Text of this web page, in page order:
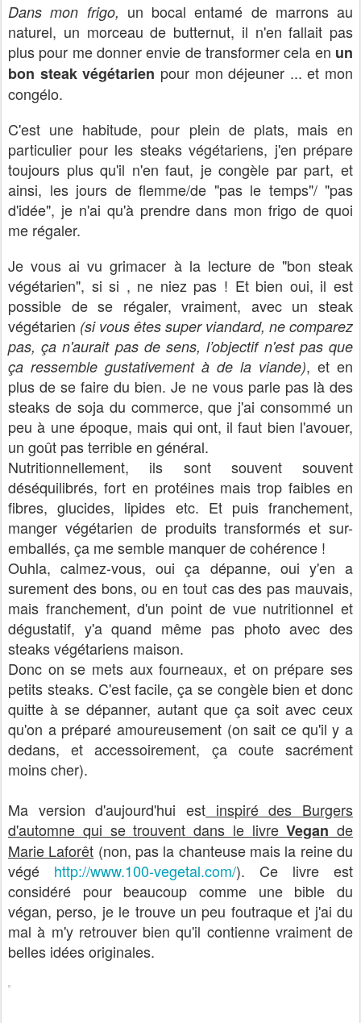
Dans mon frigo, un bocal entamé de marrons au
naturel, un morceau de butternut, il n'en fallait pas
plus pour me donner envie de transformer cela en un
bon steak végétarien pour mon déjeuner ... et mon
congélo.
C'est une habitude, pour plein de plats, mais en
particulier pour les steaks végétariens, j'en prépare
toujours plus qu'il n'en faut, je congèle par part, et
ainsi, les jours de flemme/de "pas le temps"/ "pas
d'idée", je n'ai qu'à prendre dans mon frigo de quoi
me régaler.
Je vous ai vu grimacer à la lecture de "bon steak
végétarien", si si , ne niez pas ! Et bien oui, il est
possible de se régaler, vraiment, avec un steak
végétarien (si vous êtes super viandard, ne comparez
pas, ça n'aurait pas de sens, l’objectif n'est pas que
ça ressemble gustativement à de la viande), et en
plus de se faire du bien. Je ne vous parle pas là des
steaks de soja du commerce, que j'ai consommé un
peu à une époque, mais qui ont, il faut bien l'avouer,
un goût pas terrible en général.
Nutritionnellement, ils sont souvent souvent
déséquilibrés, fort en protéines mais trop faibles en
fibres, glucides, lipides etc. Et puis franchement,
manger végétarien de produits transformés et sur-
emballés, ça me semble manquer de cohérence !
Ouhla, calmez-vous, oui ça dépanne, oui y'en a
surement des bons, ou en tout cas des pas mauvais,
mais franchement, d'un point de vue nutritionnel et
dégustatif, y'a quand même pas photo avec des
steaks végétariens maison.
Donc on se mets aux fourneaux, et on prépare ses
petits steaks. C'est facile, ça se congèle bien et donc
quitte à se dépanner, autant que ça soit avec ceux
qu'on a préparé amoureusement (on sait ce qu'il y a
dedans, et accessoirement, ça coute sacrément
moins cher).
Ma version d'aujourd'hui est inspiré des Burgers
d'automne qui se trouvent dans le livreVegan de
Marie Laforêt (non, pas la chanteuse mais la reine du
végé http://www.100-vegetal.com/). Ce livre est
considéré pour beaucoup comme une bible du
végan, perso, je le trouve un peu foutraque et j'ai du
mal à m'y retrouver bien qu'il contienne vraiment de
belles idées originales.